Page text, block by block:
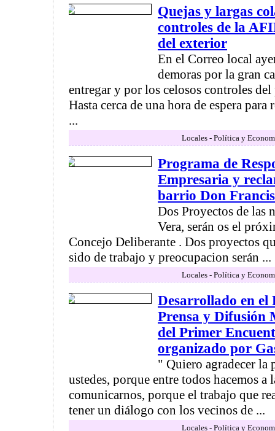
Quejas y largas
controles de la
del exterior
En el Correo local
demoras por la gran
entregar y por los celosos controles del
Hasta cerca de una hora de espera
...
Locales - Política y
Programa de
Empresaria y
barrio Don
Dos Proyectos de las
Vera, serán os el
Concejo Deliberante . Dos proyectos
sido de trabajo y preocupacion serán ...
Locales - Política y
Desarrollado en
Prensa y Difusión
del Primer
organizado por
" Quiero agradecer la
ustedes, porque entre todos hacemos
comunicarnos, porque el trabajo que
tener un diálogo con los vecinos de ...
Locales - Política y